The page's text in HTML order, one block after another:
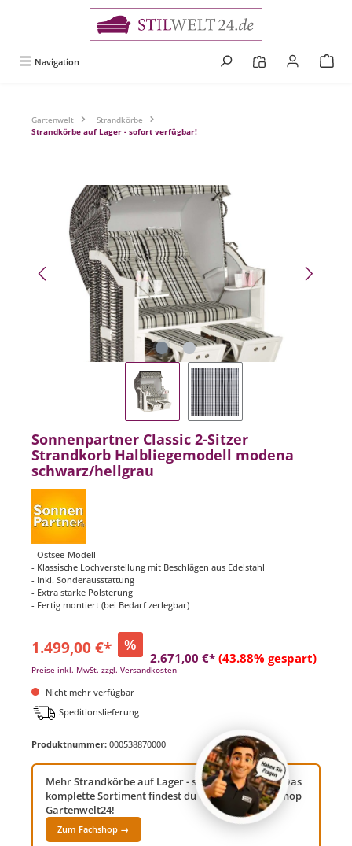
Navigation
Gartenwelt
Strandkörbe
Strandkörbe auf Lager - sofort verfügbar!
Bildergalerie überspringen
Sonnenpartner Classic 2-Sitzer
Strandkorb Halbliegemodell modena
schwarz/hellgrau
- Ostsee-Modell
- Klassische Lochverstellung mit Beschlägen aus Edelstahl
- Inkl. Sonderausstattung
- Extra starke Polsterung
- Fertig montiert (bei Bedarf zerlegbar)
1.499,00 €* %
2.671,00 €* (43.88% gespart)
Preise inkl. MwSt. zzgl. Versandkosten
Nicht mehr verfügbar
Speditionslieferung
Produktnummer: 000538870000
Mehr Strandkörbe auf Lager - sofort verfügbar!? Das
komplette Sortiment findest du in unserem Fachshop
Gartenwelt24!
Zum Fachshop →